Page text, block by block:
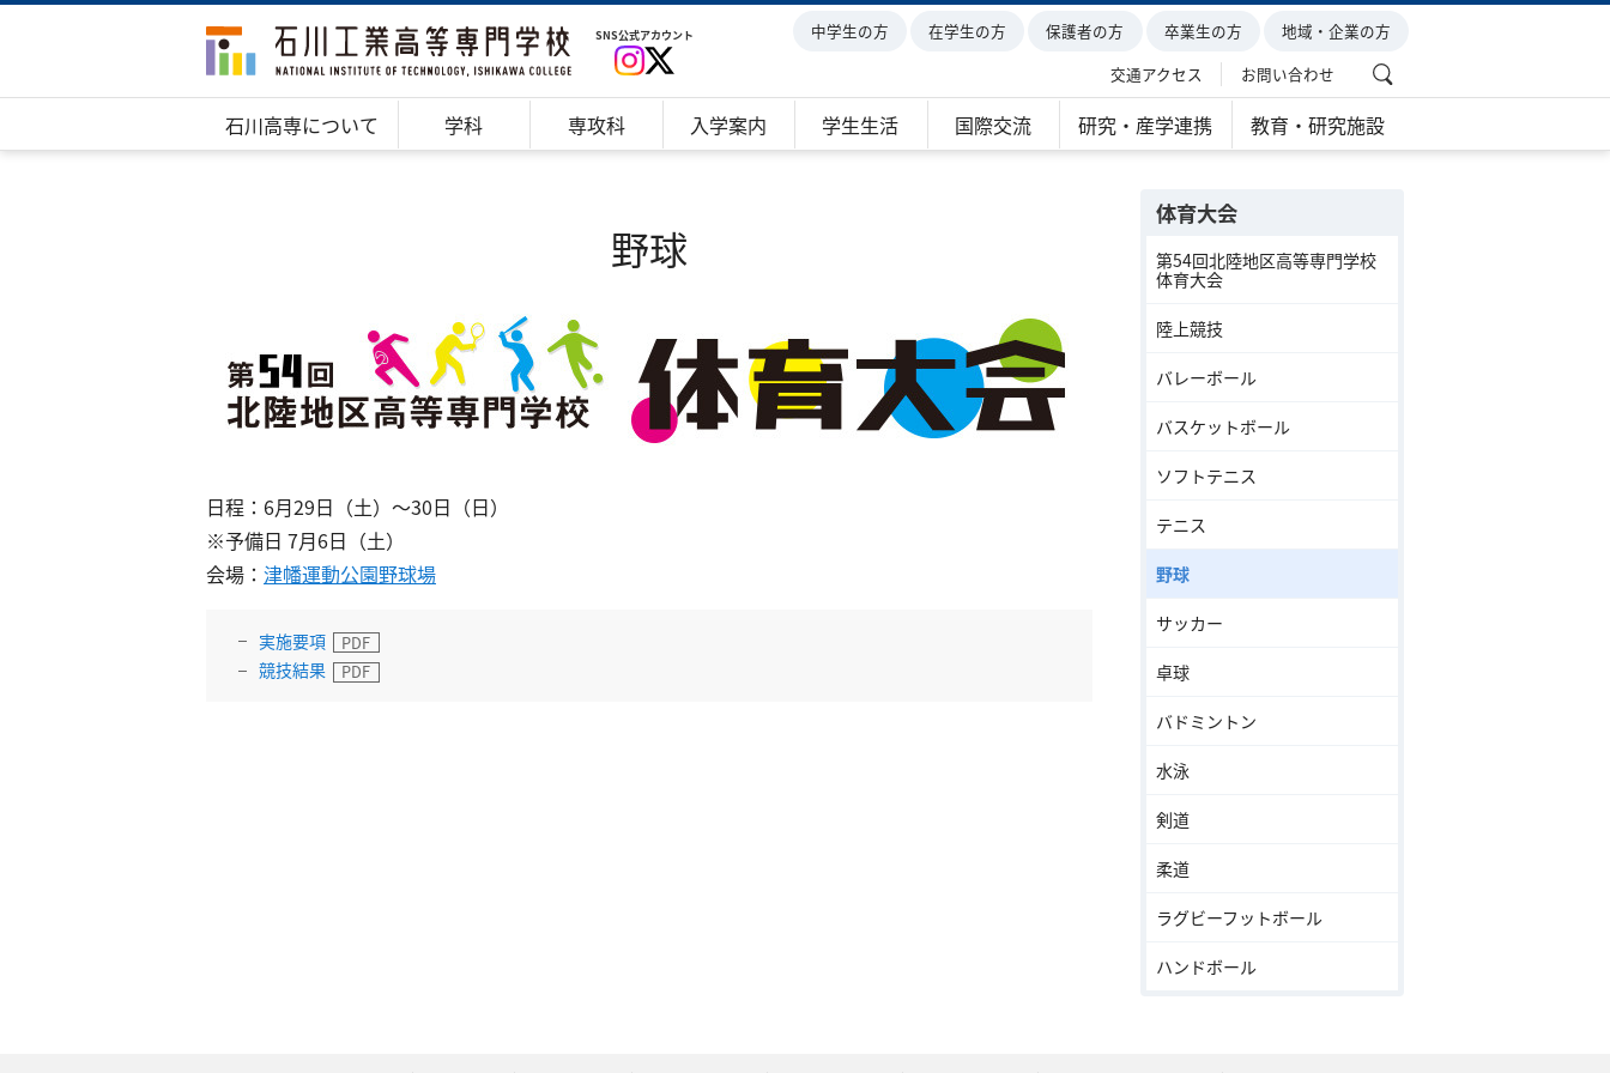
SNS公式アカウント
石川高専について 学科 専攻科 入学案内 学生生活 国際交流 研究・産学連携 教育・研究施設
中学生の方 在学生の方 保護者の方 卒業生の方
地域・企業の方
交通アクセス
お問い合わせ
野球
日程：6月29日（土）～30日（日）
※予備日 7月6日（土）
会場： 津幡運動公園野球場
実施要項
競技結果
体育大会
第54回北陸地区高等専門学校
体育大会
陸上競技
バレーボール
バスケットボール
ソフトテニス
テニス
野球
サッカー
卓球
バドミントン
水泳
剣道
柔道
ラグビーフットボール
ハンドボール